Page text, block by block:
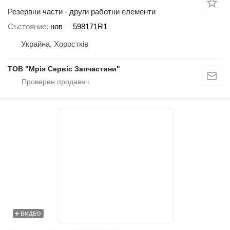
Резервни части - други работни елементи
Състояние нов
598171R1
Украйна, Хоростків
ТОВ "Мрія Сервіс Запчастини"
ВИДЕО